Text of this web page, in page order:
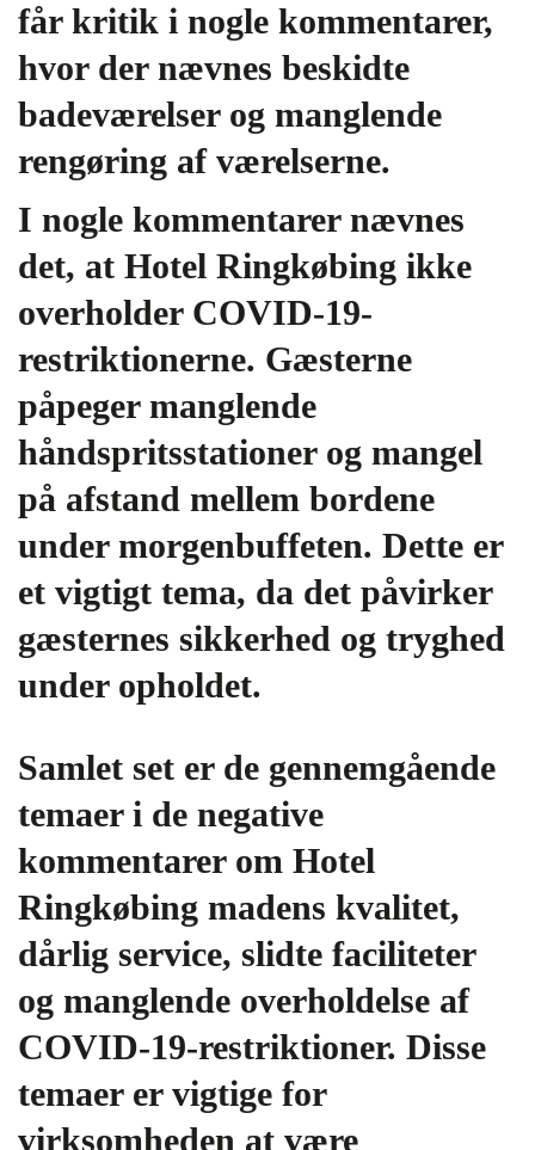
får kritik i nogle kommentarer,
hvor der nævnes beskidte
badeværelser og manglende
rengøring af værelserne.
I nogle kommentarer nævnes
det, at Hotel Ringkøbing ikke
overholder COVID-19-
restriktionerne. Gæsterne
påpeger manglende
håndspritsstationer og mangel
på afstand mellem bordene
under morgenbuffeten. Dette er
et vigtigt tema, da det påvirker
gæsternes sikkerhed og tryghed
under opholdet.
Samlet set er de gennemgående
temaer i de negative
kommentarer om Hotel
Ringkøbing madens kvalitet,
dårlig service, slidte faciliteter
og manglende overholdelse af
COVID-19-restriktioner. Disse
temaer er vigtige for
virksomheden at være